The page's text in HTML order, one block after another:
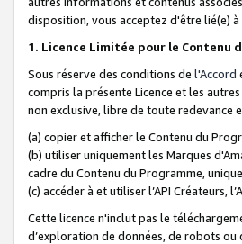
disposition, vous acceptez d'être lié(e) à
1. Licence Limitée pour le Contenu
Sous réserve des conditions de l'Accord
compris la présente Licence et les autres
non exclusive, libre de toute redevance
(a) copier et afficher le Contenu du
(b) utiliser uniquement les Marques
cadre du Contenu du Programme,
(c) accéder à et utiliser l’API Créateurs,
Cette licence n'inclut pas le
d’exploration de données, de robots